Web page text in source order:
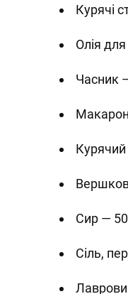
Курячі
Олія
Часник
Сир — 50
Сіль,